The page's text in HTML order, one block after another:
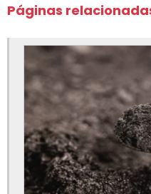
Empresa de sílica fundida
Empresa de silicato de cálcio
Empresa de tinta para
Fábrica de eixo de grafite
Fábrica de insumos para
Fábrica de isolação para
Fábrica de lubrificantes para
Páginas